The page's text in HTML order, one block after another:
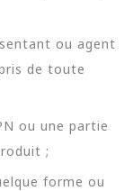
ou agent
de toute
ou une partie
;
forme ou